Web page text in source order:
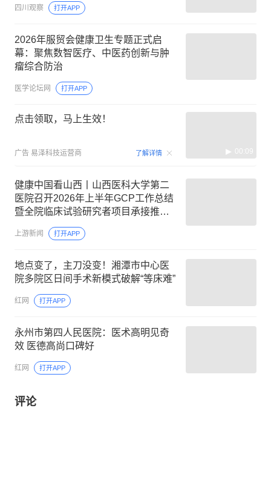
四川观察 打开APP
2026年服贸会健康卫生专题正式启
幕：聚焦数智医疗、中医药创新与肿
瘤综合防治
医学论坛网 打开APP
点击领取，马上生效！
广告 易泽科技运营商 了解详情 00:09
健康中国看山西丨山西医科大学第二
医院召开2026年上半年GCP工作总结
暨全院临床试验研究者项目承接推进
线上会议
上游新闻 打开APP
地点变了，主刀没变！湘潭市中心医
院多院区日间手术新模式破解“等床难”
红网 打开APP
永州市第四人民医院：医术高明见奇
效 医德高尚口碑好
红网 打开APP
评论